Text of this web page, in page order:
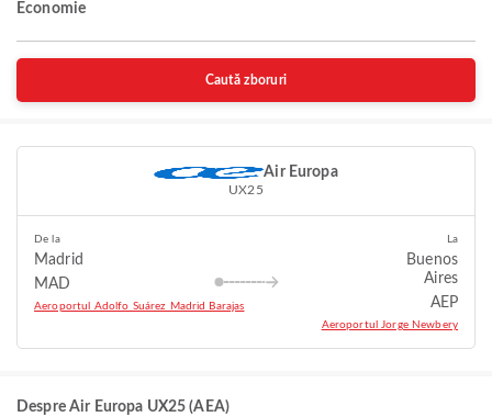
Economie
Caută zboruri
Air Europa
UX25
De la
Madrid
MAD
Aeroportul Adolfo Suárez Madrid Barajas
La
Buenos
Aires
AEP
Aeroportul Jorge Newbery
Despre Air Europa UX25 (AEA)